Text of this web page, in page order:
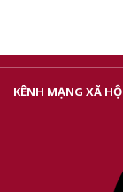
KÊNH MẠNG XÃ